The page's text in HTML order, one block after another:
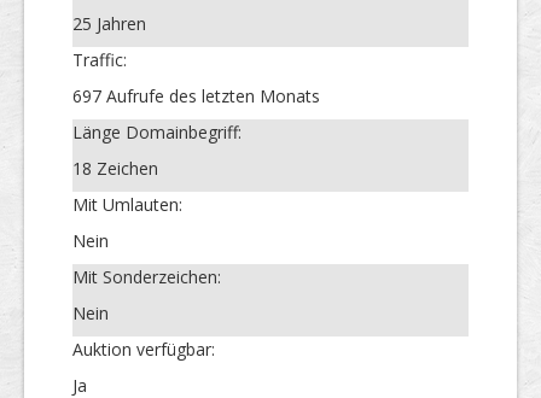
25 Jahren
Traffic:
697 Aufrufe des letzten Monats
Länge Domainbegriff:
18 Zeichen
Mit Umlauten:
Nein
Mit Sonderzeichen:
Nein
Auktion verfügbar:
Ja